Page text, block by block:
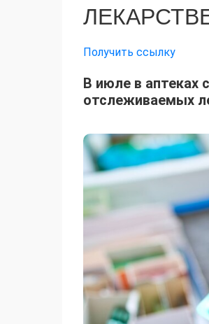
Получить ссылку
В июле в аптеках
отслеживаемых